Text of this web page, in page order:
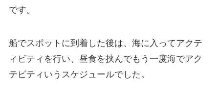
です。
船でスポットに到着した後は、海に入ってアクテ
ィビティを行い、昼食を挟んでもう一度海でアク
テビティいうスケジュールでした。